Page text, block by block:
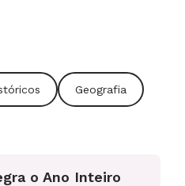
Geografia
o Ano Inteiro